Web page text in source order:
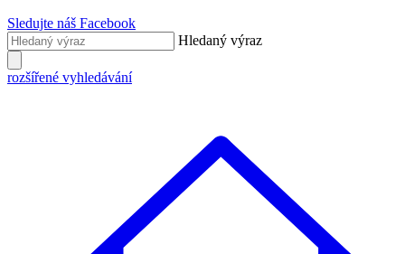
Sledujte náš Facebook
Hledaný výraz
rozšířené vyhledávání